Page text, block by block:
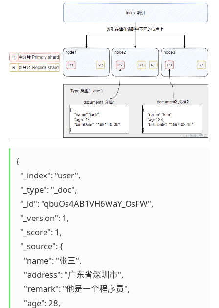
{
  "_index": "user",
  "_type": "_doc",
  "_id": "qbuOs4AB1VH6WaY_OsFW",
  "_version": 1,
  "_score": 1,
  "_source": {
    "name": "张三",
    "address": "广东省深圳市",
    "remark": "他是一个程序员",
    "age": 28,